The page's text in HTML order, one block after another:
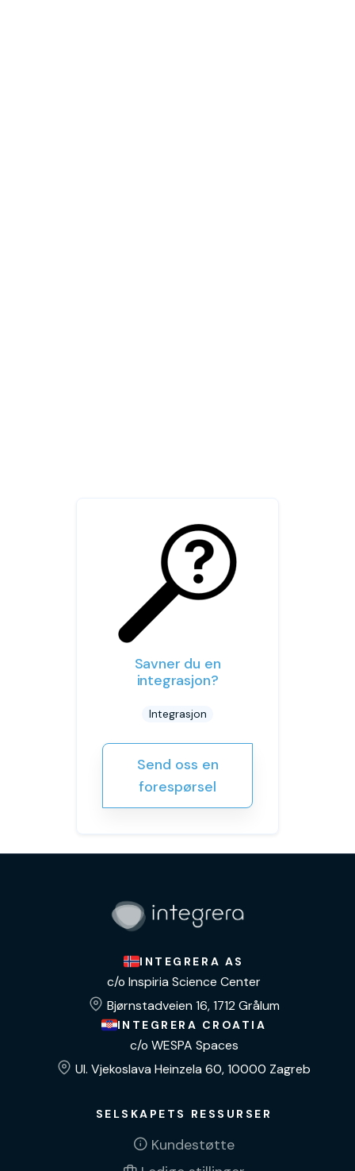
Savner du en
integrasjon?
Integrasjon
Send oss en
forespørsel
INTEGRERA AS
c/o Inspiria Science Center
Bjørnstadveien 16, 1712 Grålum
INTEGRERA CROATIA
c/o WESPA Spaces
Ul. Vjekoslava Heinzela 60, 10000 Zagreb
SELSKAPETS RESSURSER
Kundestøtte